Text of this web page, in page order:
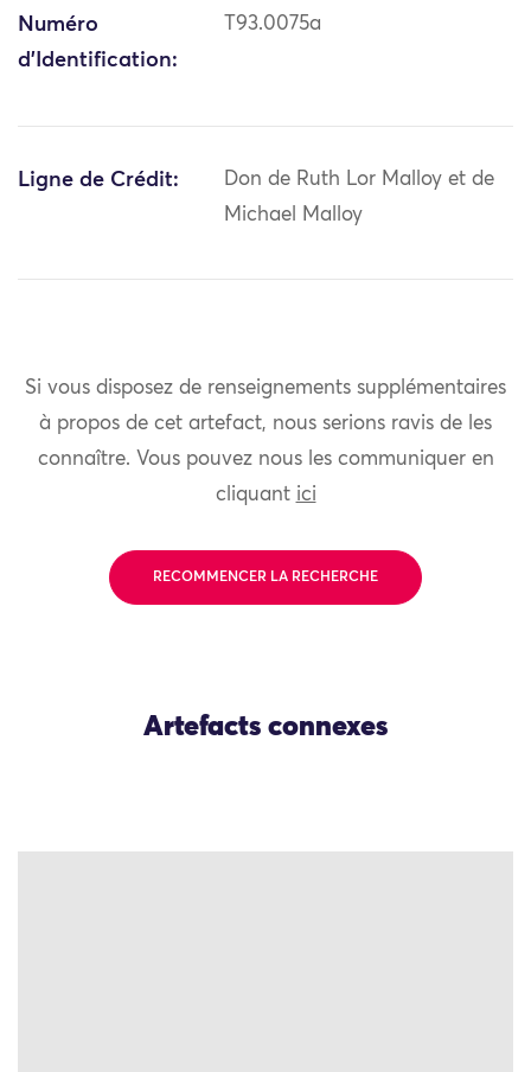
Numéro
d'Identification:
T93.0075a
Ligne de Crédit:
Don de Ruth Lor Malloy et de
Michael Malloy
Si vous disposez de renseignements supplémentaires
à propos de cet artefact, nous serions ravis de les
connaître. Vous pouvez nous les communiquer en
cliquant ici
RECOMMENCER LA RECHERCHE
Artefacts connexes